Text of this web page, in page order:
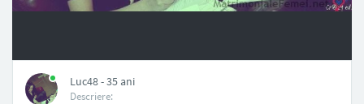
Luc48 - 35 ani
Descriere: